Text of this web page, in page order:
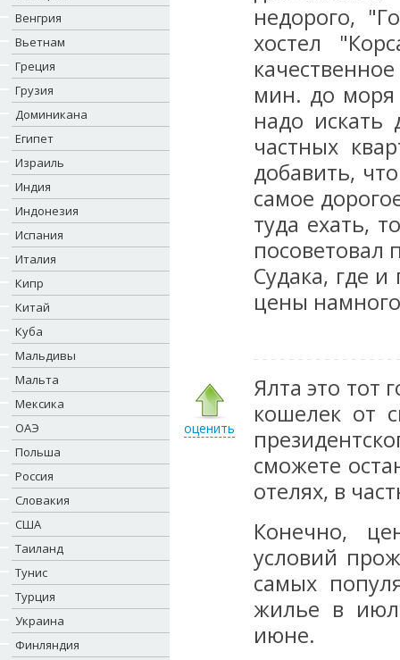
Венгрия
Вьетнам
Греция
Грузия
Доминикана
Египет
Израиль
Индия
Индонезия
Испания
Италия
Кипр
Китай
Куба
Мальдивы
Мальта
Мексика
ОАЭ
Польша
Россия
Словакия
США
Таиланд
Тунис
Турция
Украина
Финляндия
недорого,
хостел
мин. до
надо
частных
добавить,
самое
туда ехать,
посоветовал
Судака, где
цены
оценить
Ялта это тот
кошелек от
сможете
отелях, в
Конечно,
условий
самых
жилье в
июне.